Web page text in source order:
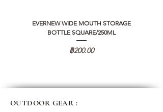
EVERNEW WIDE MOUTH STORAGE
BOTTLE SQUARE/250ML
ราคา
฿200.00
OUTDOOR GEAR :